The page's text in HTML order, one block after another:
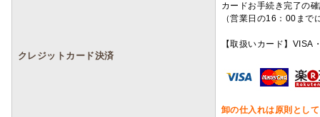
クレジットカード決済
カードお手続き完了の
（営業日の16：00ま
【取扱いカード】
卸の仕入れは原則とし